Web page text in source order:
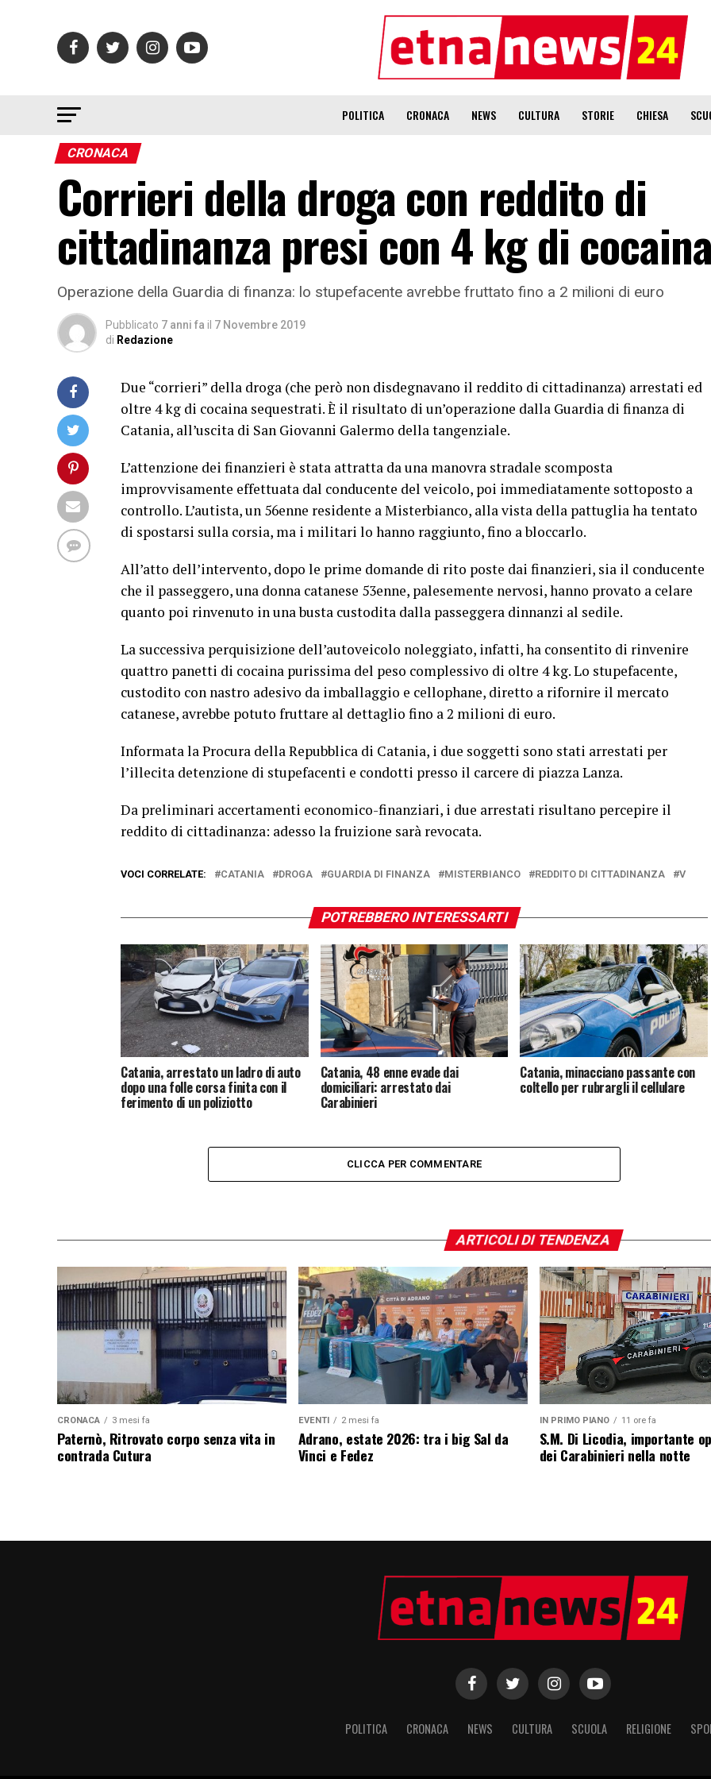
POLITICA CRONACA NEWS CULTURA STORIE CHIESA
CRONACA
Corrieri della droga con reddito di
cittadinanza presi con 4 kg di cocaina
Operazione della Guardia di finanza: lo stupefacente avrebbe fruttato fino a 2 milioni di euro
Pubblicato 7 anni fa il 7 Novembre 2019
di Redazione
Due “corrieri” della droga (che però non disdegnavano il reddito di cittadinanza) arrestati ed
oltre 4 kg di cocaina sequestrati. È il risultato di un’operazione dalla Guardia di finanza di
Catania, all’uscita di San Giovanni Galermo della tangenziale.
L’attenzione dei finanzieri è stata attratta da una manovra stradale scomposta
improvvisamente effettuata dal conducente del veicolo, poi immediatamente sottoposto a
controllo. L’autista, un 56enne residente a Misterbianco, alla vista della pattuglia ha tentato
di spostarsi sulla corsia, ma i militari lo hanno raggiunto, fino a bloccarlo.
All’atto dell’intervento, dopo le prime domande di rito poste dai finanzieri, sia il conducente
che il passeggero, una donna catanese 53enne, palesemente nervosi, hanno provato a celare
quanto poi rinvenuto in una busta custodita dalla passeggera dinnanzi al sedile.
La successiva perquisizione dell’autoveicolo noleggiato, infatti, ha consentito di rinvenire
quattro panetti di cocaina purissima del peso complessivo di oltre 4 kg. Lo stupefacente,
custodito con nastro adesivo da imballaggio e cellophane, diretto a rifornire il mercato
catanese, avrebbe potuto fruttare al dettaglio fino a 2 milioni di euro.
Informata la Procura della Repubblica di Catania, i due soggetti sono stati arrestati per
l’illecita detenzione di stupefacenti e condotti presso il carcere di piazza Lanza.
Da preliminari accertamenti economico-finanziari, i due arrestati risultano percepire il
reddito di cittadinanza: adesso la fruizione sarà revocata.
VOCI CORRELATE: CATANIA DROGA GUARDIA DI FINANZA MISTERBIANCO REDDITO DI CITTADINANZA V
POTREBBERO INTERESSARTI
Catania, arrestato un ladro di auto
dopo una folle corsa finita con il
ferimento di un poliziotto
Catania, 48 enne evade dai
domiciliari: arrestato dai
Carabinieri
Catania, minacciano passante con
coltello per rubrargli il cellulare
CLICCA PER COMMENTARE
ARTICOLI DI TENDENZA
CRONACA 3 mesi fa
Paternò, Ritrovato corpo senza vita in
contrada Cutura
EVENTI 2 mesi fa
Adrano, estate 2026: tra i big Sal da
Vinci e Fedez
IN PRIMO PIANO 11 ore fa
S.M. Di Licodia, importante
dei Carabinieri nella notte
POLITICA CRONACA NEWS CULTURA SCUOLA RELIGIONE